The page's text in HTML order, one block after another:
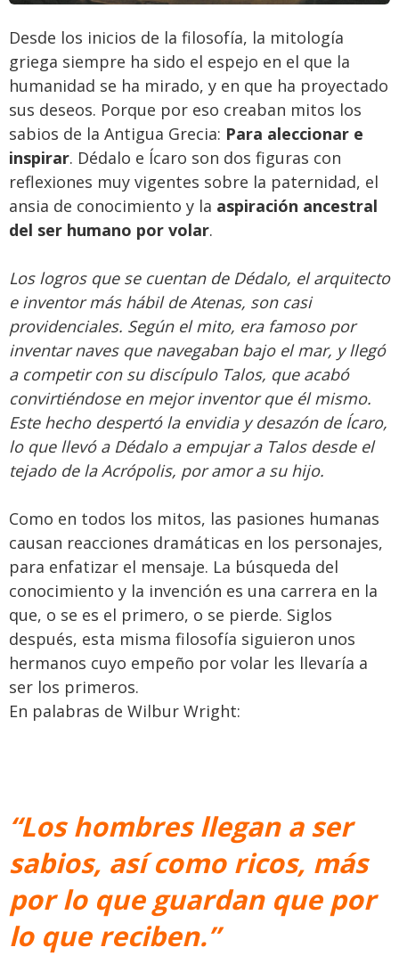
Desde los inicios de la filosofía, la mitología
griega siempre ha sido el espejo en el que la
humanidad se ha mirado, y en que ha proyectado
sus deseos. Porque por eso creaban mitos los
sabios de la Antigua Grecia: Para aleccionar e
inspirar. Dédalo e Ícaro son dos figuras con
reflexiones muy vigentes sobre la paternidad, el
ansia de conocimiento y la aspiración ancestral
del ser humano por volar.
Los logros que se cuentan de Dédalo, elarquitecto
e inventor más hábil de Atenas, son casi
providenciales. Según el mito, era famoso por
inventar naves que navegaban bajo el mar, y llegó
a competir con su discípulo Talos, que acabó
convirtiéndose en mejor inventor que él mismo.
Este hecho despertó la envidia y desazón de Ícaro,
lo que llevó a Dédalo a empujar a Talos desde el
tejado de la Acrópolis, por amor a su hijo.
Como en todos los mitos, las pasiones humanas
causan reacciones dramáticas en los personajes,
para enfatizar el mensaje. La búsqueda del
conocimiento y la invención es una carrera en la
que, o se es el primero, o se pierde. Siglos
después, esta misma filosofía siguieron unos
hermanos cuyo empeño por volar les llevaría a
ser los primeros.
En palabras de Wilbur Wright:
“Los hombres llegan a ser
sabios, así como ricos, más
por lo que guardan que por
lo que reciben.”